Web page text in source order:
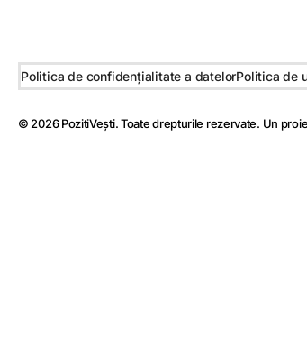
Politica de confidențialitate a datelorPolitica de
© 2026 PozitiVești. Toate drepturile rezervate. Un